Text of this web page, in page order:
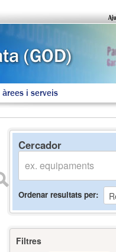
i serveis
Cercador
Ordenar resultats per
Filtres